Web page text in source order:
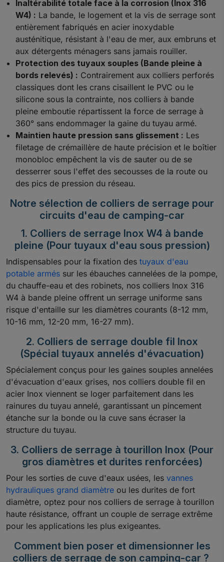
Inaltérabilité totale face à la corrosion (Inox 316
W4) : La bande, le logement et la vis de serrage sont
entièrement fabriqués en acier inoxydable
austénitique, résistant à l'eau de mer, aux embruns et
aux détergents ménagers sans jamais rouiller.
Protection des tuyaux souples (Bande pleine à
bords relevés) : Contrairement aux colliers perforés
classiques dont les crans cisaillent le PVC ou le
silicone sous la contrainte, nos colliers à bande
pleine emboutie répartissent la force de serrage à
360° sans endommager la gaine du tuyau armé.
Maintien haute pression sans glissement : Les
filetage de crémaillère de haute précision et le boîtier
monobloc empêchent la vis de sauter ou de se
desserrer sous l'effet des secousses de la route ou
des pics de pression du réseau.
Notre sélection de colliers de serrage pour
circuits d'eau de camping-car
1. Colliers de serrage Inox W4 à bande
pleine (Pour tuyaux d'eau sous pression)
Indispensables pour la fixation des tuyaux d'eau
potable armés sur les ébauches cannelées de la pompe,
du chauffe-eau et des robinets, nos colliers Inox 316
W4 à bande pleine offrent un serrage uniforme sans
risque d'entaille sur les diamètres courants (8-12 mm,
10-16 mm, 12-20 mm, 16-27 mm).
2. Colliers de serrage double fil Inox
(Spécial tuyaux annelés d'évacuation)
Spécialement conçus pour les gaines souples annelées
d'évacuation d'eaux grises, nos colliers double fil en
acier Inox viennent se loger parfaitement dans les
rainures du tuyau annelé, garantissant un pincement
étanche sur la bonde ou la cuve sans écraser la
structure du tuyau.
3. Colliers de serrage à tourillon Inox (Pour
gros diamètres et durites renforcées)
Pour les sorties de cuve d'eaux usées, les vannes
hydrauliques grand diamètre ou les durites de fort
diamètre, optez pour nos colliers de serrage à tourillon
haute résistance, offrant un couple de serrage extrême
pour les applications les plus exigeantes.
Comment bien poser et dimensionner les
colliers de serrage de son camping-car ?